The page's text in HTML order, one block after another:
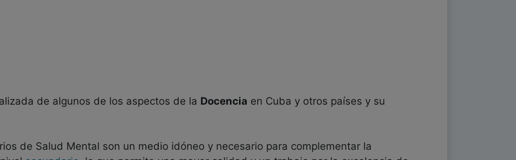
de algunos de los aspectos de la Docencia en Cuba y otros países y su
de Salud Mental son un medio idóneo y necesario para complementar la